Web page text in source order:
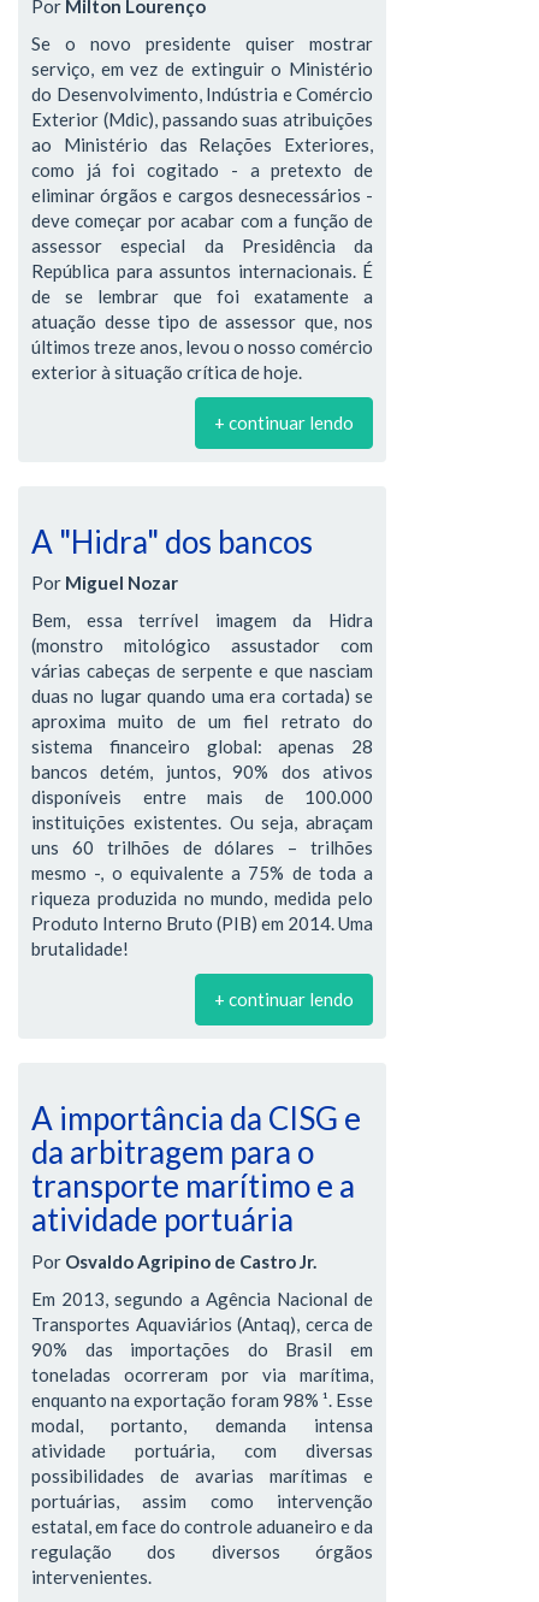
Por Milton Lourenço
Se o novo presidente quiser mostrar
serviço, em vez de extinguir o Ministério
do Desenvolvimento, Indústria e Comércio
Exterior (Mdic), passando suas atribuições
ao Ministério das Relações Exteriores,
como já foi cogitado - a pretexto de
eliminar órgãos e cargos desnecessários -
deve começar por acabar com a função de
assessor especial da Presidência da
República para assuntos internacionais. É
de se lembrar que foi exatamente a
atuação desse tipo de assessor que, nos
últimos treze anos, levou o nosso comércio
exterior à situação crítica de hoje.
+ continuar lendo
A "Hidra" dos bancos
Por Miguel Nozar
Bem, essa terrível imagem da Hidra
(monstro mitológico assustador com
várias cabeças de serpente e que nasciam
duas no lugar quando uma era cortada) se
aproxima muito de um fiel retrato do
sistema financeiro global: apenas 28
bancos detém, juntos, 90% dos ativos
disponíveis entre mais de 100.000
instituições existentes. Ou seja, abraçam
uns 60 trilhões de dólares – trilhões
mesmo -, o equivalente a 75% de toda a
riqueza produzida no mundo, medida pelo
Produto Interno Bruto (PIB) em 2014. Uma
brutalidade!
+ continuar lendo
A importância da CISG e
da arbitragem para o
transporte marítimo e a
atividade portuária
Por Osvaldo Agripino de Castro Jr.
Em 2013, segundo a Agência Nacional de
Transportes Aquaviários (Antaq), cerca de
90% das importações do Brasil em
toneladas ocorreram por via marítima,
enquanto na exportação foram 98% ¹. Esse
modal, portanto, demanda intensa
atividade portuária, com diversas
possibilidades de avarias marítimas e
portuárias, assim como intervenção
estatal, em face do controle aduaneiro e da
regulação dos diversos órgãos
intervenientes.